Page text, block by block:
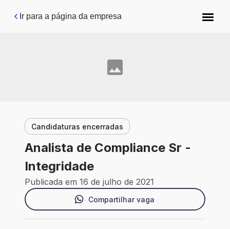
Pular para o conteúdo principal
Ir para a página da empresa
Candidaturas encerradas
Analista de Compliance Sr -
Integridade
Publicada em 16 de julho de 2021
Compartilhar vaga